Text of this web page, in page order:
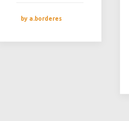
by a.borderes